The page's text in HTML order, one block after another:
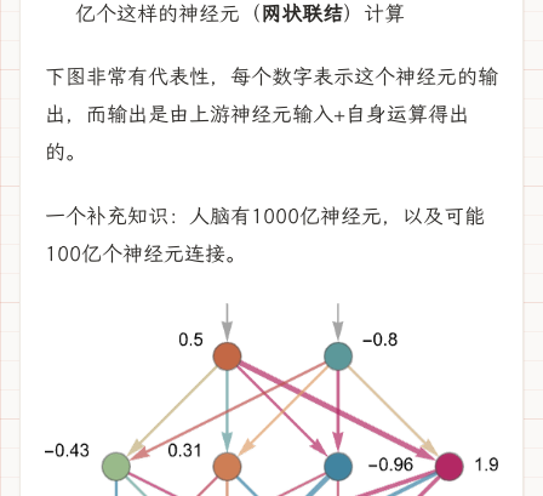
亿个这样的神经元（网状联结）计算
下图非常有代表性，每个数字表示这个神经元的输
出，而输出是由上游神经元输入+自身运算得出
的。
一个补充知识：人脑有1000亿神经元，以及可能
100亿个神经元连接。